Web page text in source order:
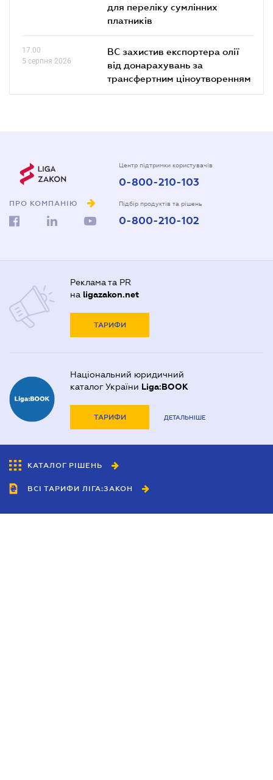
для переліку сумлінних
платників
17.00
5 серпня 2026
ВС захистив експортера олії
від донарахувань за
трансфертним ціноутворенням
ПРО КОМПАНІЮ
Центр підтримки користувачів
0-800-210-103
Підбір продуктів та рішень
0-800-210-102
Реклама та PR
на ligazakon.net
ТАРИФИ
Національний юридичний
каталог України Liga:BOOK
ТАРИФИ ДЕТАЛЬНІШЕ
КАТАЛОГ РІШЕНЬ
ВСІ ТАРИФИ ЛІГА:ЗАКОН